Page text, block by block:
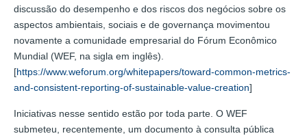
discussão do desempenho e dos riscos dos negócios sobre os
aspectos ambientais, sociais e de governança movimentou
novamente a comunidade empresarial do Fórum Econômico
Mundial (WEF, na sigla em inglês).
[https://www.weforum.org/whitepapers/toward-common-metrics-
and-consistent-reporting-of-sustainable-value-creation]
Iniciativas nesse sentido estão por toda parte. O WEF
submeteu, recentemente, um documento à consulta pública